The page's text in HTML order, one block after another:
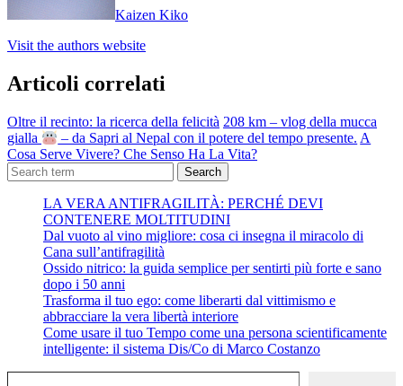
Kaizen Kiko
Visit the authors website
Articoli correlati
Oltre il recinto: la ricerca della felicità 208 km – vlog della mucca
gialla
– da Sapri al Nepal con il potere del tempo presente. A
Cosa Serve Vivere? Che Senso Ha La Vita?
Search
LA VERA ANTIFRAGILITÀ: PERCHÉ DEVI
CONTENERE MOLTITUDINI
Dal vuoto al vino migliore: cosa ci insegna il miracolo di
Cana sull’antifragilità
Ossido nitrico: la guida semplice per sentirti più forte e sano
dopo i 50 anni
Trasforma il tuo ego: come liberarti dal vittimismo e
abbracciare la vera libertà interiore
Come usare il tuo Tempo come una persona scientificamente
intelligente: il sistema Dis/Co di Marco Costanzo
Digita la tua e-mail...